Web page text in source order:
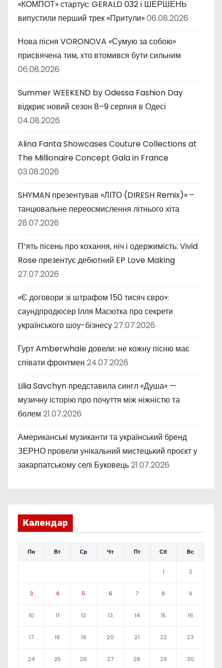
и
«КОМПОТ» стартує: GERALD 032 і ШЕРШЕНЬ
випустили перший трек «Притули»06.08.2026
Нова пісня VORONOVA «Сумую за собою»
присвячена тим, хто втомився бути сильним
06.08.2026
Summer WEEKEND by Odessa Fashion Day
відкриє новий сезон 8–9 серпня в Одесі
04.08.2026
Alina Fanta Showcases Couture Collections at
The Millionaire Concept Gala in France
03.08.2026
SHYMAN презентував «ЛІТО (DIRESH Remix)» –
танцювальне переосмислення літнього хіта
28.07.2026
П’ять пісень про кохання, ніч і одержимість: Vivid
Rose презентує дебютний EP Love Making
27.07.2026
«Є договори зі штрафом 150 тисяч євро»:
саундпродюсер Ілля Масютка про секрети
українського шоу-бізнесу27.07.2026
Гурт Amberwhale довели: не кожну пісню має
співати фронтмен 24.07.2026
Lilia Savchyn представила сингл «Душа» —
музичну історію про почуття між ніжністю та
болем 21.07.2026
Американські музиканти та український бренд
ЗЕРНО провели унікальний мистецький проєкт у
закарпатському селі Буковець21.07.2026
Календар
Пн Вт Ср Чт Пт Сб Вс
1 2
3 4 5 6 7 8 9
10 11 12 13 14 15 16
17 18 19 20 21 22 23
24 25 26 27 28 29 30